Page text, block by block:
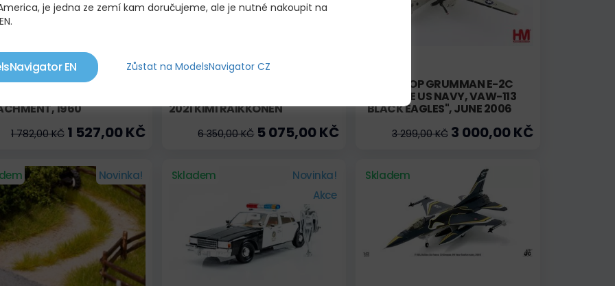
1B IROQUOIS UNITED
1960
1 782,00 KČ1 527,00 KČ
2021 KIMI RAIKKONEN
6 350,00 KČ5 075,00 KČ
NORTHROP GRUMMAN E-2C
HAWKEYE US NAVY, VAW-113
"BLACK EAGLES", JUNE 2006
3 299,00 KČ3 000,00 KČ
Novinka! Skladem
Novinka!
Akce
Skladem
je jedna ze zemí kam doručujeme, ale je nutné nakoupit na
EN Zůstat na ModelsNavigator CZ